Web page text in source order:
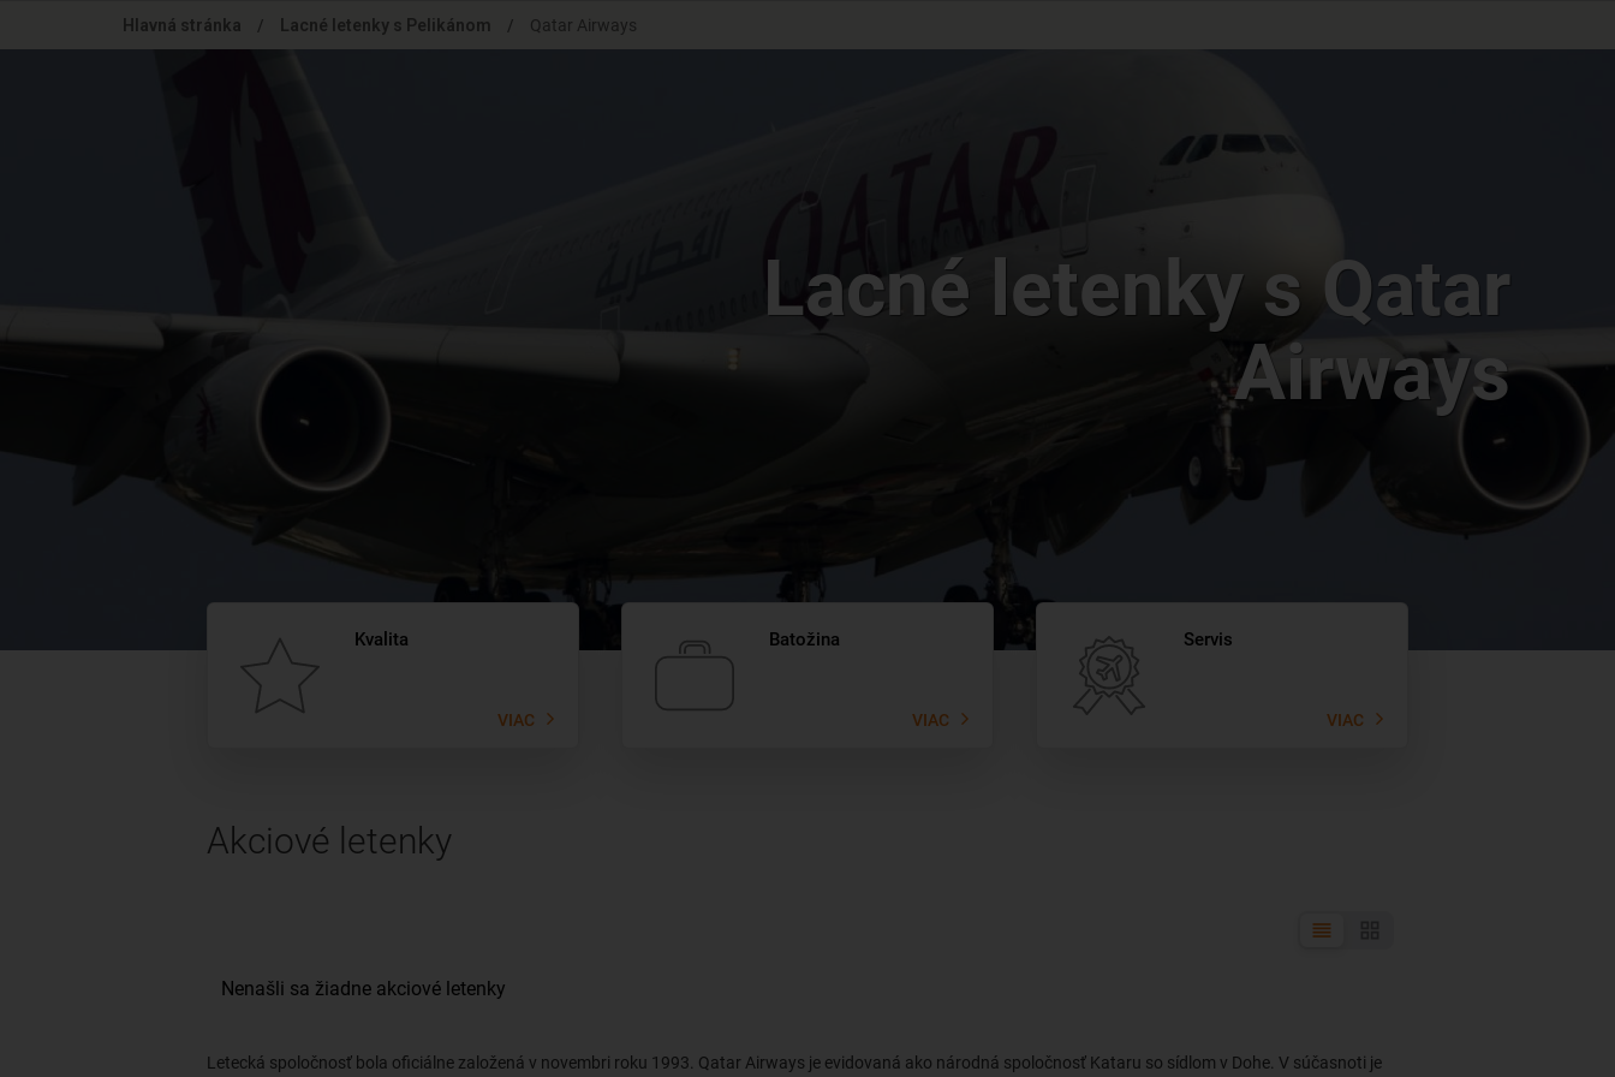
Hlavná stránka / Lacné letenky s Pelikánom / Qatar Airways
Lacné letenky s Qatar
Airways
Kvalita
VIAC
Batožina
VIAC
Servis
VIAC
Akciové letenky
Letecká spoločnosť bola oficiálne založená v novembri roku 1993. Qatar Airways je evidovaná ako národná spoločnosť Kataru so sídlom v Dohe. V súčasnoti je